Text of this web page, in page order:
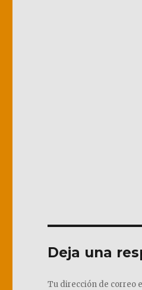
Deja una
Tu dirección de correo